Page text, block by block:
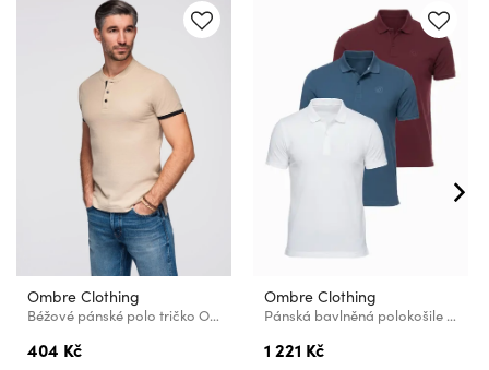
Ombre Clothing
Béžové pánské polo tričko Ombre Clothing
404 Kč
Ombre Clothing
Pánská bavlněná polokošile BASIC - bílá/hnědá/tmavě modrá V4 OM-POBS-0171 Ombre Clothing
1 221 Kč